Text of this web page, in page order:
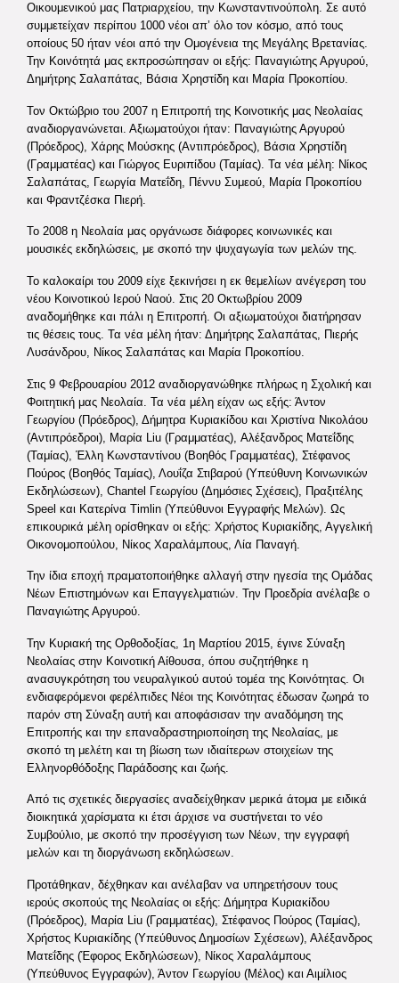
Οικουμενικού μας Πατριαρχείου, την Κωνσταντινούπολη. Σε αυτό
συμμετείχαν περίπου 1000 νέοι απ’ όλο τον κόσμο, από τους
οποίους 50 ήταν νέοι από την Ομογένεια της Μεγάλης Βρετανίας.
Την Κοινότητά μας εκπροσώπησαν οι εξής: Παναγιώτης Αργυρού,
Δημήτρης Σαλαπάτας, Βάσια Χρηστίδη και Μαρία Προκοπίου.
Τον Οκτώβριο του 2007 η Επιτροπή της Κοινοτικής μας Νεολαίας
αναδιοργανώνεται. Αξιωματούχοι ήταν: Παναγιώτης Αργυρού
(Πρόεδρος), Χάρης Μούσκης (Αντιπρόεδρος), Βάσια Χρηστίδη
(Γραμματέας) και Γιώργος Ευριπίδου (Ταμίας). Τα νέα μέλη: Νίκος
Σαλαπάτας, Γεωργία Ματεΐδη, Πέννυ Συμεού, Μαρία Προκοπίου
και Φραντζέσκα Πιερή.
Το 2008 η Νεολαία μας οργάνωσε διάφορες κοινωνικές και
μουσικές εκδηλώσεις, με σκοπό την ψυχαγωγία των μελών της.
Το καλοκαίρι του 2009 είχε ξεκινήσει η εκ θεμελίων ανέγερση του
νέου Κοινοτικού Ιερού Ναού. Στις 20 Οκτωβρίου 2009
αναδομήθηκε και πάλι η Επιτροπή. Οι αξιωματούχοι διατήρησαν
τις θέσεις τους. Τα νέα μέλη ήταν: Δημήτρης Σαλαπάτας, Πιερής
Λυσάνδρου, Νίκος Σαλαπάτας και Μαρία Προκοπίου.
Στις 9 Φεβρουαρίου 2012 αναδιοργανώθηκε πλήρως η Σχολική και
Φοιτητική μας Νεολαία. Τα νέα μέλη είχαν ως εξής: Άντον
Γεωργίου (Πρόεδρος), Δήμητρα Κυριακίδου και Χριστίνα Νικολάου
(Αντιπρόεδροι), Μαρία Liu (Γραμματέας), Αλέξανδρος Ματεΐδης
(Ταμίας), Έλλη Κωνσταντίνου (Βοηθός Γραμματέας), Στέφανος
Πούρος (Βοηθός Ταμίας), Λουΐζα Στιβαρού (Υπεύθυνη Κοινωνικών
Εκδηλώσεων), Chantel Γεωργίου (Δημόσιες Σχέσεις), Πραξιτέλης
Speel και Κατερίνα Timlin (Υπεύθυνοι Εγγραφής Μελών). Ως
επικουρικά μέλη ορίσθηκαν οι εξής: Χρήστος Κυριακίδης, Αγγελική
Οικονομοπούλου, Νίκος Χαραλάμπους, Λία Παναγή.
Την ίδια εποχή πραματοποιήθηκε αλλαγή στην ηγεσία της Ομάδας
Νέων Επιστημόνων και Επαγγελματιών. Την Προεδρία ανέλαβε ο
Παναγιώτης Αργυρού.
Την Κυριακή της Ορθοδοξίας, 1η Μαρτίου 2015, έγινε Σύναξη
Νεολαίας στην Κοινοτική Αίθουσα, όπου συζητήθηκε η
ανασυγκρότηση του νευραλγικού αυτού τομέα της Κοινότητας. Οι
ενδιαφερόμενοι φερέλπιδες Νέοι της Κοινότητας έδωσαν ζωηρά το
παρόν στη Σύναξη αυτή και αποφάσισαν την αναδόμηση της
Επιτροπής και την επαναδραστηριοποίηση της Νεολαίας, με
σκοπό τη μελέτη και τη βίωση των ιδιαίτερων στοιχείων της
Ελληνορθόδοξης Παράδοσης και ζωής.
Από τις σχετικές διεργασίες αναδείχθηκαν μερικά άτομα με ειδικά
διοικητικά χαρίσματα κι έτσι άρχισε να συστήνεται το νέο
Συμβούλιο, με σκοπό την προσέγγιση των Νέων, την εγγραφή
μελών και τη διοργάνωση εκδηλώσεων.
Προτάθηκαν, δέχθηκαν και ανέλαβαν να υπηρετήσουν τους
ιερούς σκοπούς της Νεολαίας οι εξής: Δήμητρα Κυριακίδου
(Πρόεδρος), Μαρία Liu (Γραμματέας), Στέφανος Πούρος (Ταμίας),
Χρήστος Κυριακίδης (Υπεύθυνος Δημοσίων Σχέσεων), Αλέξανδρος
Ματεΐδης (Έφορος Εκδηλώσεων), Νίκος Χαραλάμπους
(Υπεύθυνος Εγγραφών), Άντον Γεωργίου (Μέλος) και Αιμίλιος